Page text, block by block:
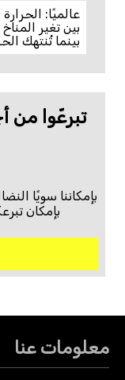
عالميًا:
بين تغير
بينما تُنتهك
تبرعّوا من
بإمكاننا سويًا
بإمكان
معلومات عنا